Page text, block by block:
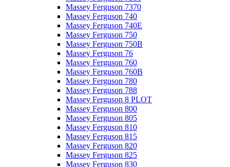
Massey Ferguson 7370
Massey Ferguson 740
Massey Ferguson 740E
Massey Ferguson 750
Massey Ferguson 750B
Massey Ferguson 76
Massey Ferguson 760
Massey Ferguson 760B
Massey Ferguson 780
Massey Ferguson 788
Massey Ferguson 8 PLOT
Massey Ferguson 800
Massey Ferguson 805
Massey Ferguson 810
Massey Ferguson 815
Massey Ferguson 820
Massey Ferguson 825
Massey Ferguson 830